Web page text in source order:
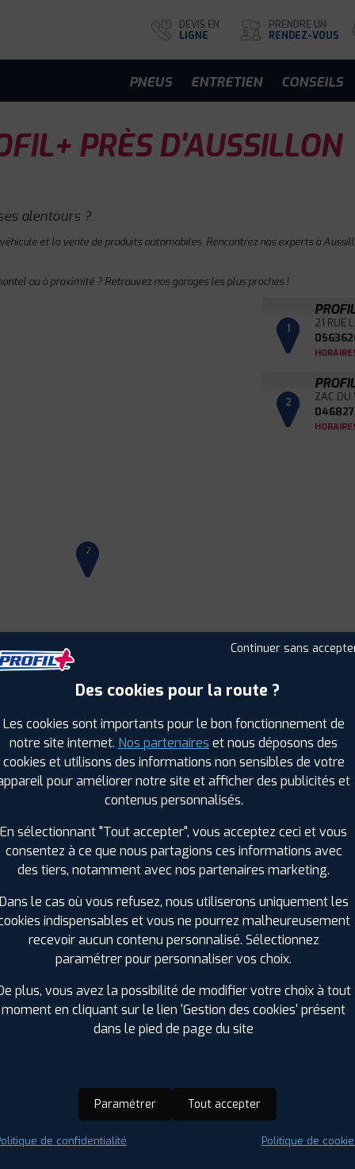
DEVIS EN
LIGNE
PRENDRE UN
RENDEZ-VOUS
PNEUS ENTRETIEN CONSEILS
PRÈS D'AUSSILLON
alentours ?
et la vente de produits automobiles. Rencontrez nos experts à
ou à proximité ? Retrouvez nos garages les plus proches !
2
1 21 RUE
2 ZAC DU
PROFIL PLUS DANS LES VILLES À
Lézignan-Corbières (11)
Mazamet (81)
Trèbes (11)
PROFIL PLUS DANS LES
HÉRAULT (34)
+ D'INFOS
ET-GARONNE (82)
+ D'INFOS
HAUTE-GARONNE
Offres d'emploi FAQ
Continuer sans
Des cookies pour la route ?
Les cookies sont importants pour le bon fonctionnement de
notre site internet. Nos partenaires et nous déposons des
cookies et utilisons des informations non sensibles de votre
pour améliorer notre site et afficher des publicités et
contenus personnalisés.
En sélectionnant "Tout accepter", vous acceptez ceci et vous
consentez à ce que nous partagions ces informations avec
des tiers, notamment avec nos partenaires marketing.
le cas où vous refusez, nous utiliserons uniquement les
indispensables et vous ne pourrez malheureusement
recevoir aucun contenu personnalisé. Sélectionnez
paramétrer pour personnaliser vos choix.
plus, vous avez la possibilité de modifier votre choix à tout
moment en cliquant sur le lien 'Gestion des cookies' présent
dans le pied de page du site
Paramétrer Tout accepter
de confidentialité Politique de